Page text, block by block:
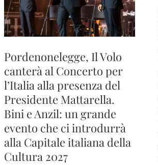
Pordenonelegge, Il Volo
canterà al Concerto per
l’Italia alla presenza del
Presidente Mattarella.
Bini e Anzil: un grande
evento che ci introdurrà
alla Capitale italiana della
Cultura 2027